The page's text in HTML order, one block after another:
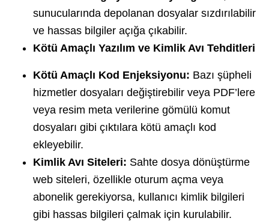
sunucularında depolanan dosyalar sızdırılabilir
ve hassas bilgiler açığa çıkabilir.
Kötü Amaçlı Yazılım ve Kimlik Avı Tehditleri
Kötü Amaçlı Kod Enjeksiyonu: Bazı şüpheli
hizmetler dosyaları değiştirebilir veya PDF’lere
veya resim meta verilerine gömülü komut
dosyaları gibi çıktılara kötü amaçlı kod
ekleyebilir.
Kimlik Avı Siteleri: Sahte dosya dönüştürme
web siteleri, özellikle oturum açma veya
abonelik gerekiyorsa, kullanıcı kimlik bilgileri
gibi hassas bilgileri çalmak için kurulabilir.